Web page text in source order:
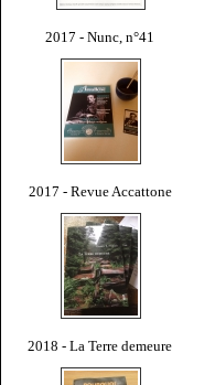
2017 - Nunc, n°41
2017 - Revue Accattone
2018 - La Terre demeure